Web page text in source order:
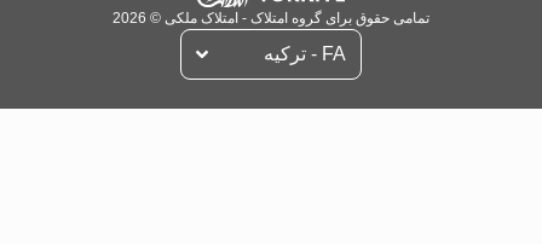
تمامی حقوق برای گروه امتلاک - امتلاک ملکی © 2026
FA - تركيه